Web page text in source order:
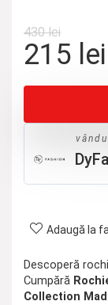
430lei
Prețul
a
fost:
430
215 lei
Adaugă la
Descoperă
Cumpără
Collection